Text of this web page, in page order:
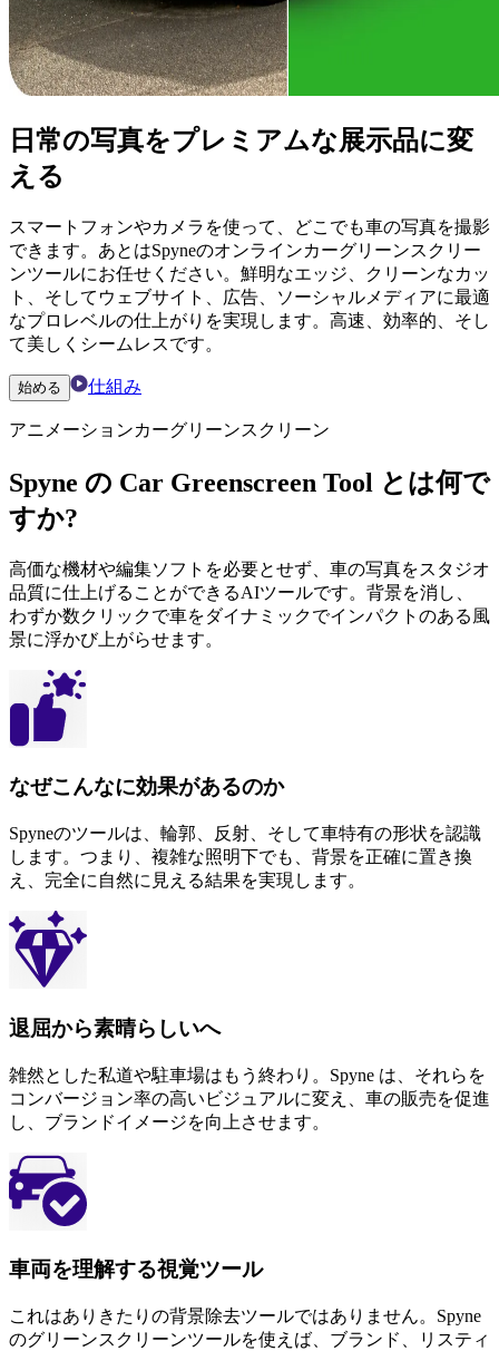
日常の写真をプレミアムな展示品に変
える
スマートフォンやカメラを使って、どこでも車の写真を撮影
できます。あとはSpyneのオンラインカーグリーンスクリー
ンツールにお任せください。鮮明なエッジ、クリーンなカッ
ト、そしてウェブサイト、広告、ソーシャルメディアに最適
なプロレベルの仕上がりを実現します。高速、効率的、そし
て美しくシームレスです。
始める 仕組み
アニメーションカーグリーンスクリーン
Spyne の Car Greenscreen Tool とは何で
すか?
高価な機材や編集ソフトを必要とせず、車の写真をスタジオ
品質に仕上げることができるAIツールです。背景を消し、
わずか数クリックで車をダイナミックでインパクトのある風
景に浮かび上がらせます。
なぜこんなに効果があるのか
Spyneのツールは、輪郭、反射、そして車特有の形状を認識
します。つまり、複雑な照明下でも、背景を正確に置き換
え、完全に自然に見える結果を実現します。
退屈から素晴らしいへ
雑然とした私道や駐車場はもう終わり。Spyne は、それらを
コンバージョン率の高いビジュアルに変え、車の販売を促進
し、ブランドイメージを向上させます。
車両を理解する視覚ツール
これはありきたりの背景除去ツールではありません。Spyne
のグリーンスクリーンツールを使えば、ブランド、リスティ